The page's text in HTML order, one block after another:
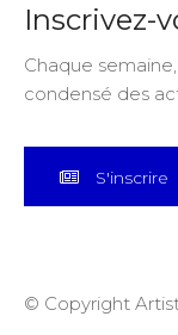
Inscrivez-
Chaque
condensé des
S'inscrire
© Copyright